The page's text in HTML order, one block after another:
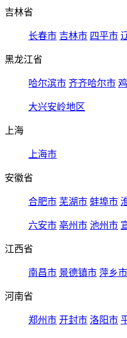
吉林省
长春市 吉林市 四平市
黑龙江省
哈尔滨市 齐齐哈尔市
大兴安岭地区
上海
上海市
安徽省
合肥市 芜湖市 蚌埠市
六安市 亳州市 池州市
江西省
南昌市 景德镇市 萍乡市
河南省
郑州市 开封市 洛阳市